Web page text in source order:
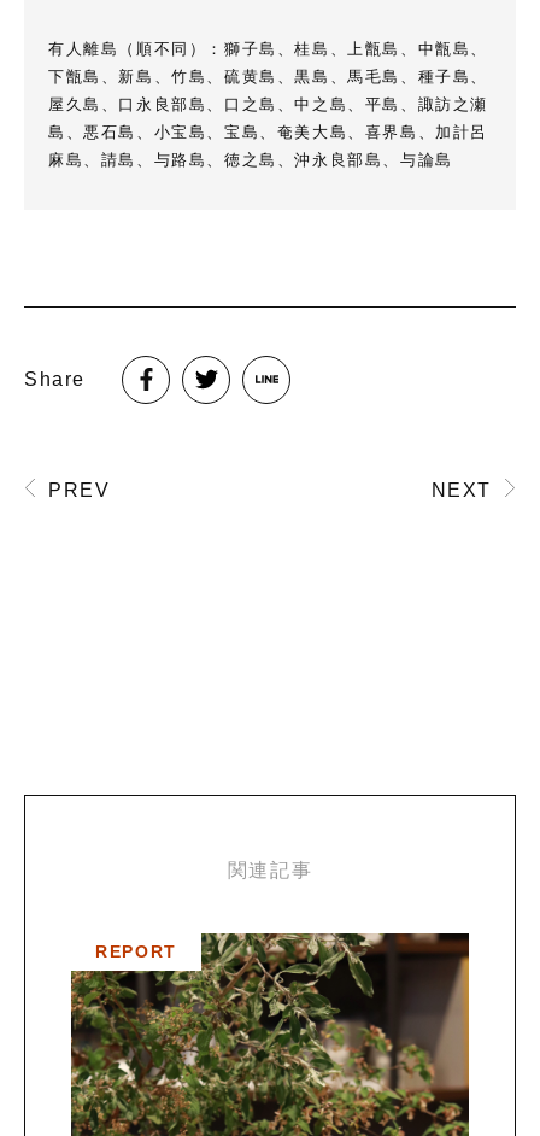
有人離島（順不同）：獅子島、桂島、上甑島、中甑島、
下甑島、新島、竹島、硫黄島、黒島、馬毛島、種子島、
屋久島、口永良部島、口之島、中之島、平島、諏訪之瀬
島、悪石島、小宝島、宝島、奄美大島、喜界島、加計呂
麻島、請島、与路島、徳之島、沖永良部島、与論島
Share
PREV NEXT
関連記事
REPORT